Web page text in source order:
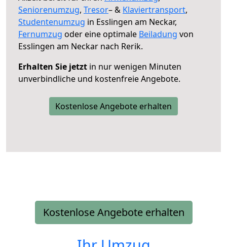
Seniorenumzug, Tresor– & Klaviertransport,
Studentenumzug in Esslingen am Neckar,
Fernumzug oder eine optimale Beiladung von
Esslingen am Neckar nach Rerik.
Erhalten Sie jetzt in nur wenigen Minuten
unverbindliche und kostenfreie Angebote.
Kostenlose Angebote erhalten
Kostenlose Angebote erhalten